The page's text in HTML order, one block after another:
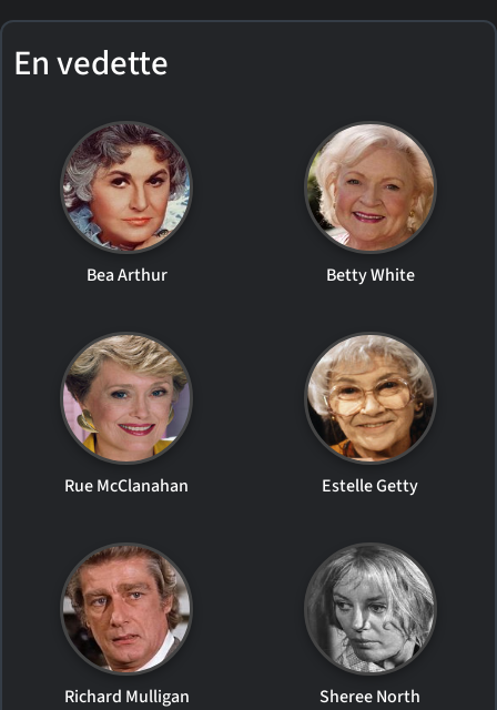
En vedette
Bea Arthur Betty White
Rue McClanahan Estelle Getty
Richard Mulligan Sheree North